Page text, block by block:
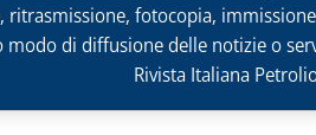
ritrasmissione, fotocopia,
modo di diffusione delle notizie o
Rivista Italiana